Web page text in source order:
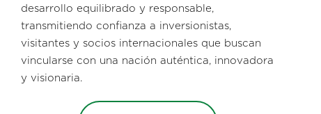
desarrollo equilibrado y responsable,
transmitiendo confianza a inversionistas,
visitantes y socios internacionales que buscan
vincularse con una nación auténtica, innovadora
y visionaria.